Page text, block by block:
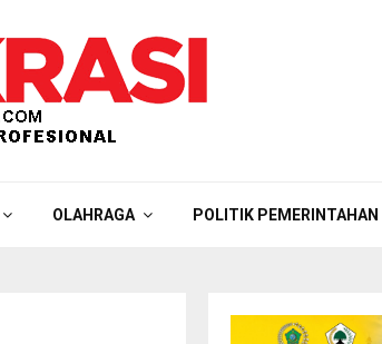
OLAHRAGA POLITIK PEMERINTAHAN